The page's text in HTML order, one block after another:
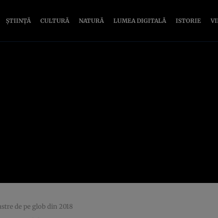
ȘTIINȚĂ CULTURĂ NATURĂ LUMEA DIGITALĂ ISTORIE
de pe glob din 2018